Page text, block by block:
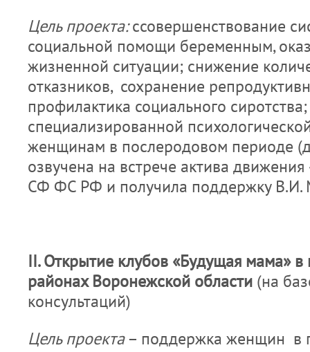
Цель проекта:cсовершенствование
социальной помощи беременным,
жизненной ситуации; снижение
отказников, сохранение
профилактика социального
специализированной
женщинам в послеродовом периоде
озвучена на встрече актива
СФ ФС РФ и получила поддержку В.И.
II. Открытие клубов «Будущая мама»
районах Воронежской области (на
консультаций)
Цель проекта– поддержка женщин в